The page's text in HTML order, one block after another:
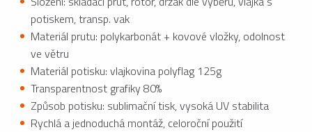
potiskem, transp. vak
Materiál prutu: polykarbonát + kovové vložky, odolnost
ve větru
Materiál potisku: vlajkovina polyflag 125g
Transparentnost grafiky 80%
Způsob potisku: sublimační tisk, vysoká UV stabilita
Rychlá a jednoduchá montáž, celoroční použití